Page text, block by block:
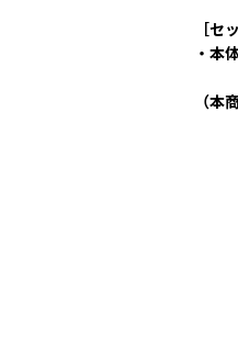
［セ
・本
（本